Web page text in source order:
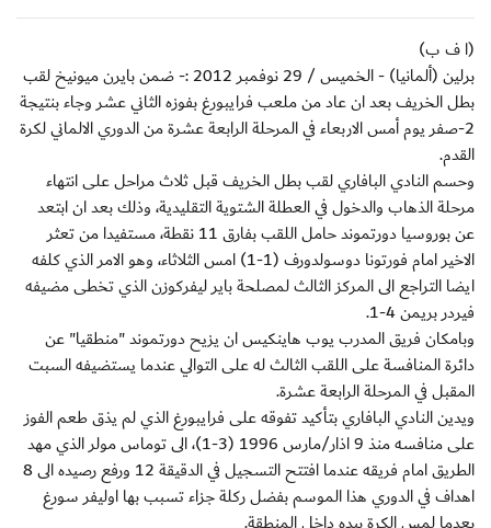
(ا ف ب)
برلين (ألمانيا) - الخميس / 29 نوفمبر 2012 :- ضمن بايرن ميونيخ لقب
بطل الخريف بعد ان عاد من ملعب فرايبورغ بفوزه الثاني عشر وجاء بنتيجة
2-صفر يوم أمس الاربعاء في المرحلة الرابعة عشرة من الدوري الالماني لكرة
القدم.
وحسم النادي البافاري لقب بطل الخريف قبل ثلاث مراحل على انتهاء
مرحلة الذهاب والدخول في العطلة الشتوية التقليدية، وذلك بعد ان ابتعد
عن بوروسيا دورتموند حامل اللقب بفارق 11 نقطة، مستفيدا من تعثر
الاخير امام فورتونا دوسولدورف (1-1) امس الثلاثاء، وهو الامر الذي كلفه
ايضا التراجع الى المركز الثالث لمصلحة باير ليفركوزن الذي تخطى مضيفه
فيردر بريمن 4-1.
وبامكان فريق المدرب يوب هاينكيس ان يزيح دورتموند "منطقيا" عن
دائرة المنافسة على اللقب الثالث له على التوالي عندما يستضيفه السبت
المقبل في المرحلة الرابعة عشرة.
ويدين النادي البافاري بتأكيد تفوقه على فرايبورغ الذي لم يذق طعم الفوز
على منافسه منذ 9 اذار/مارس 1996 (3-1)، الى توماس مولر الذي مهد
الطريق امام فريقه عندما افتتح التسجيل في الدقيقة 12 ورفع رصيده الى 8
اهداف في الدوري هذا الموسم بفضل ركلة جزاء تسبب بها اوليفر سورغ